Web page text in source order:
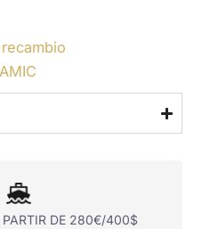
PARTIR DE 280€/400$